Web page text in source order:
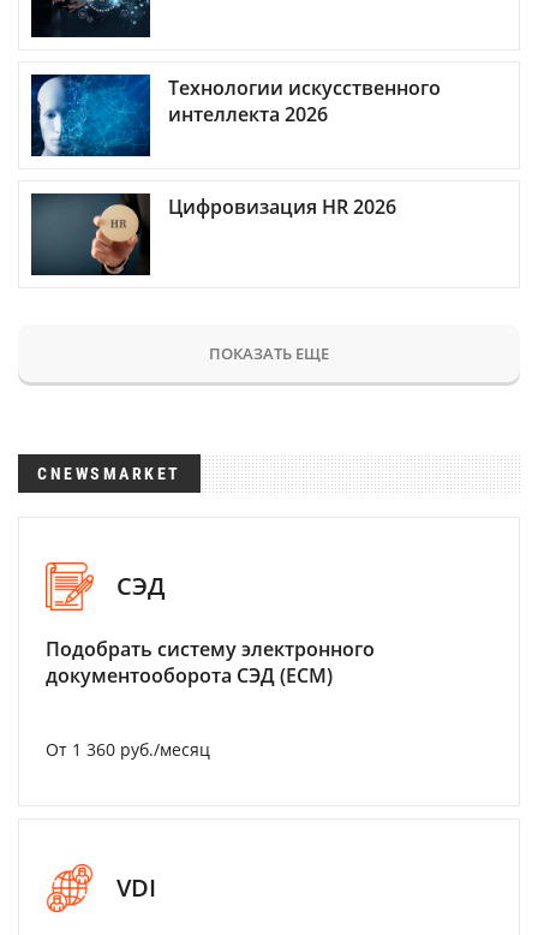
Технологии искусственного
интеллекта 2026
Цифровизация HR 2026
ПОКАЗАТЬ ЕЩЕ
CNEWSMARKET
СЭД
Подобрать систему электронного
документооборота СЭД (ECM)
От 1 360 руб./месяц
VDI